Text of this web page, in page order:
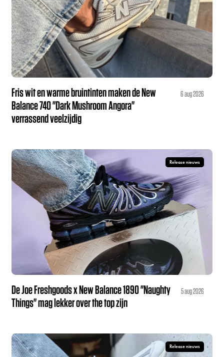
Fris wit en warme bruintinten maken de New
Balance 740 "Dark Mushroom Angora"
verrassend veelzijdig
6 aug 2026
Release nieuws
De Joe Freshgoods x New Balance 1890 "Naughty
Things" mag lekker over the top zijn
5 aug 2026
Release nieuws